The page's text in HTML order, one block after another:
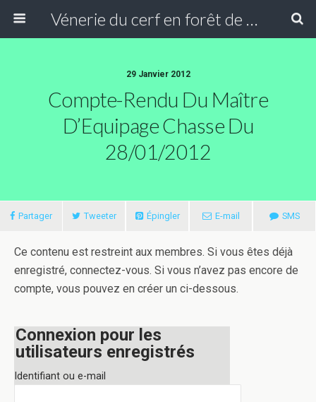
Vénerie du cerf en forêt de Compiègne
29 Janvier 2012
Compte-Rendu Du Maître
D’Equipage Chasse Du
28/01/2012
Partager Tweeter Épingler E-mail SMS
Ce contenu est restreint aux membres. Si vous êtes déjà
enregistré, connectez-vous. Si vous n’avez pas encore de
compte, vous pouvez en créer un ci-dessous.
Connexion pour les
utilisateurs enregistrés
Identifiant ou e-mail